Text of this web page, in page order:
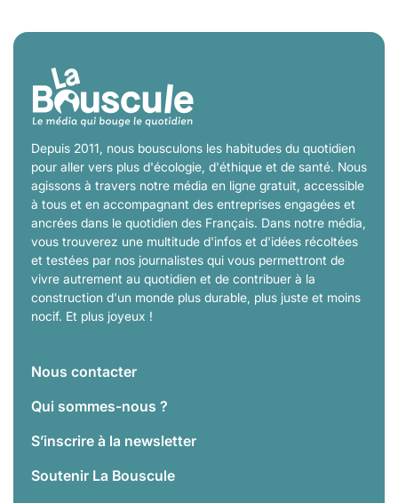
Depuis 2011, nous bousculons les habitudes du quotidien
pour aller vers plus d'écologie, d'éthique et de santé. Nous
agissons à travers notre média en ligne gratuit, accessible
à tous et en accompagnant des entreprises engagées et
ancrées dans le quotidien des Français. Dans notre média,
vous trouverez une multitude d'infos et d'idées récoltées
et testées par nos journalistes qui vous permettront de
vivre autrement au quotidien et de contribuer à la
construction d'un monde plus durable, plus juste et moins
nocif. Et plus joyeux !
Nous contacter
Qui sommes-nous ?
S’inscrire à la newsletter
Soutenir La Bouscule